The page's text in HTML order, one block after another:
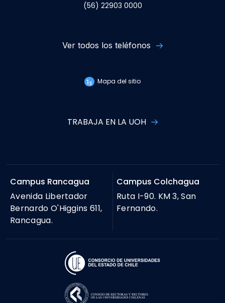
(56) 22903 0000
Ver todos los teléfonos
Mapa del sitio
TRABAJA EN LA UOH
Campus Rancagua
Avenida Libertador
Bernardo O'Higgins 611,
Rancagua.
Campus Colchagua
Ruta I-90. KM 3, San
Fernando.